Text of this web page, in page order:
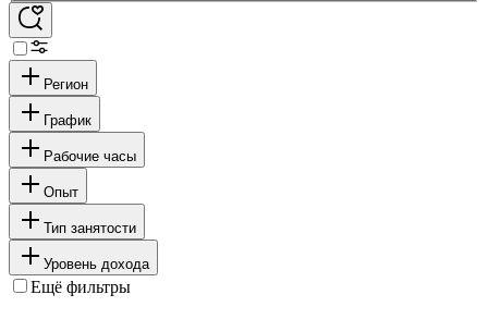
Регион
График
Рабочие часы
Опыт
Тип занятости
Уровень дохода
Ещё фильтры